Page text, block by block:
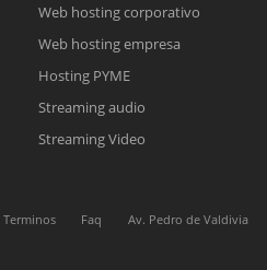
correo electrónico con el enlace a
la reunión online.
Online
fuera de línea. Complete el formulario
Web hosting corporativo
Web hosting empresa
Hosting PYME
Streaming audio
Streaming Video
Terminos Faq
Av. Pedro de Valdivia